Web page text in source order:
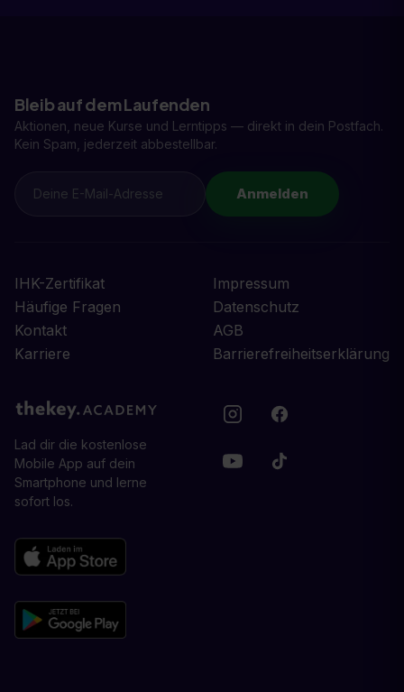
Bleib auf dem Laufenden
Aktionen, neue Kurse und Lerntipps — direkt in dein Postfach.
Kein Spam, jederzeit abbestellbar.
Anmelden
IHK-Zertifikat
Häufige Fragen
Kontakt
Karriere
Impressum
Datenschutz
AGB
Barrierefreiheitserklärung
Lad dir die kostenlose
Mobile App auf dein
Smartphone und lerne
sofort los.